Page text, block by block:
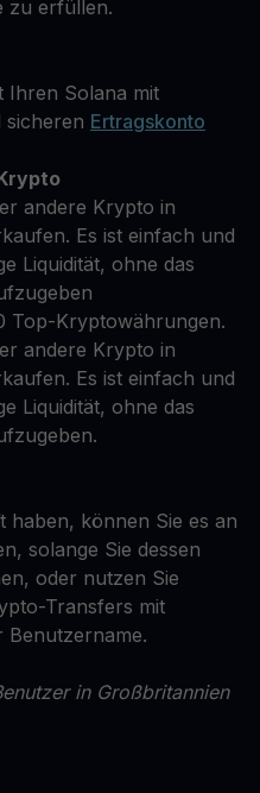
zu erfüllen.
Solana mit
sicheren Ertragskonto
andere Krypto in
Es ist einfach und
Liquidität, ohne das
Top-Kryptowährungen.
andere Krypto in
Es ist einfach und
Liquidität, ohne das
haben, können Sie es an
solange Sie dessen
oder nutzen Sie
Transfers mit
Benutzername.
in Großbritannien